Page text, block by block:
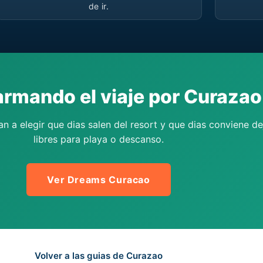
de ir.
el viaje por Curazao
a elegir que dias salen del resort y que dias conviene
libres para playa o descanso.
Ver Dreams Curacao
Volver a las guias de Curazao